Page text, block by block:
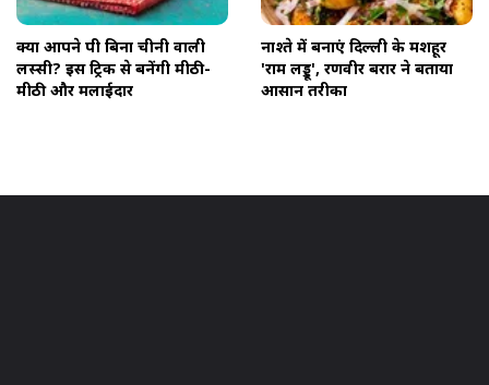
क्या आपने पी बिना चीनी वाली
लस्सी? इस ट्रिक से बनेंगी मीठी-
मीठी और मलाईदार
नाश्ते में बनाएं दिल्ली के मशहूर
'राम लड्डू', रणवीर बरार ने बताया
आसान तरीका